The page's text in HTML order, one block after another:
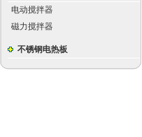
电动搅拌器
磁力搅拌器
不锈钢电热板